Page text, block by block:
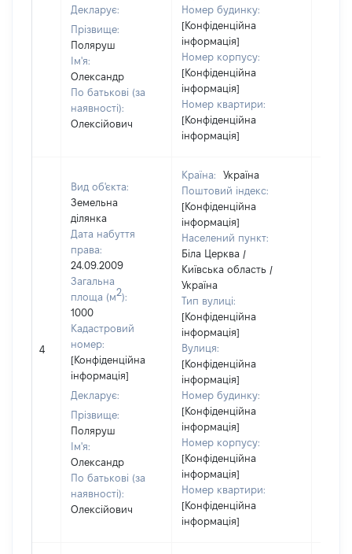
Декларує:
Прізвище:
Поляруш
Ім'я:
Олександр
По батькові (за
наявності):
Олексійович
Номер будинку:
[Конфіденційна
інформація]
Номер корпусу:
[Конфіденційна
інформація]
Номер квартири:
[Конфіденційна
інформація]
4
Вид об'єкта:
Земельна
ділянка
Дата набуття
права:
24.09.2009
Загальна
площа (м2):
1000
Кадастровий
номер:
[Конфіденційна
інформація]
Декларує:
Прізвище:
Поляруш
Ім'я:
Олександр
По батькові (за
наявності):
Олексійович
Країна:
Україна
Поштовий індекс:
[Конфіденційна
інформація]
Населений пункт:
Біла Церква /
Київська область /
Україна
Тип вулиці:
[Конфіденційна
інформація]
Вулиця:
[Конфіденційна
інформація]
Номер будинку:
[Конфіденційна
інформація]
Номер корпусу:
[Конфіденційна
інформація]
Номер квартири:
[Конфіденційна
інформація]